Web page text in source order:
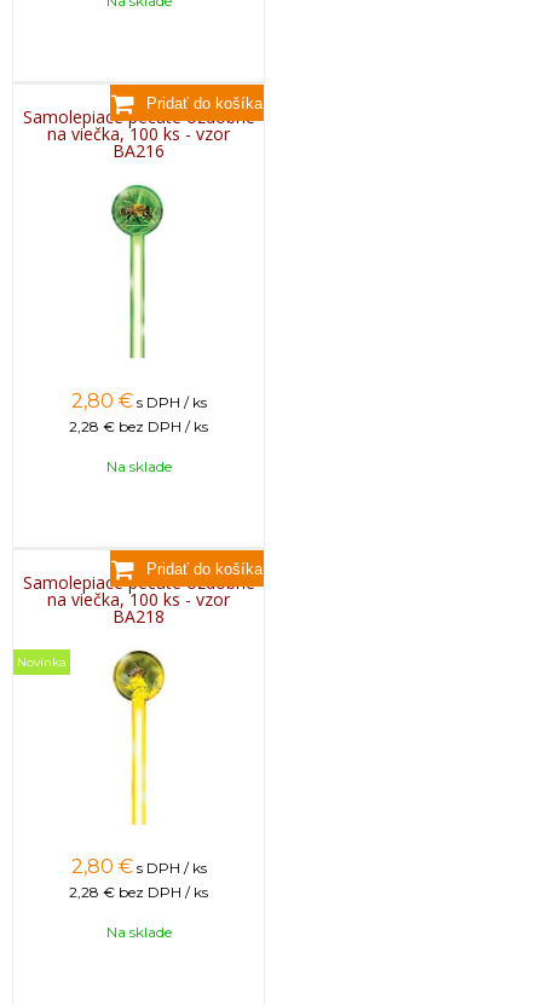
Samolepiace pečate ozdobné
na viečka, 100 ks - vzor
BA216
2,80 € s DPH / ks
2,28 € bez DPH / ks
Na sklade
Samolepiace pečate ozdobné
na viečka, 100 ks - vzor
BA218
Novinka
2,80 € s DPH / ks
2,28 € bez DPH / ks
Na sklade